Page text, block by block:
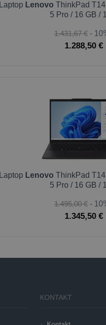
Lenovo ThinkPad
5 Pro / 16 GB /
1.431,67 € -
1.288,50 €
Lenovo ThinkPad
5 Pro / 16 GB /
1.495,00 € -
1.345,50 €
KONTAKT